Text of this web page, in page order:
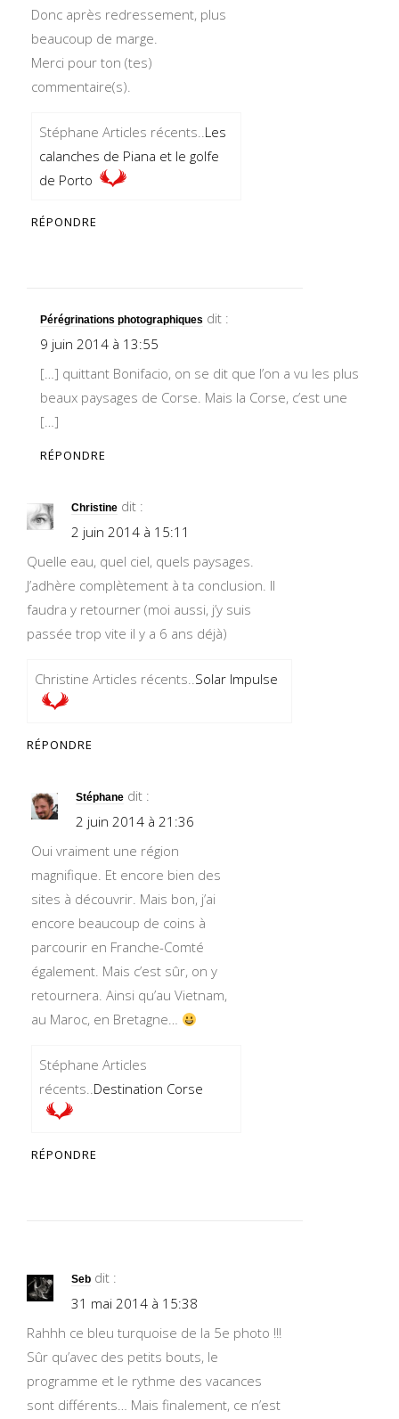
Donc après redressement, plus
beaucoup de marge.
Merci pour ton (tes)
commentaire(s).
Stéphane Articles récents..Les
calanches de Piana et le golfe
de Porto
RÉPONDRE
Pérégrinations photographiques dit :
9 juin 2014 à 13:55
[…] quittant Bonifacio, on se dit que l’on a vu les plus
beaux paysages de Corse. Mais la Corse, c’est une
[…]
RÉPONDRE
Christine dit :
2 juin 2014 à 15:11
Quelle eau, quel ciel, quels paysages.
J’adhère complètement à ta conclusion. Il
faudra y retourner (moi aussi, j’y suis
passée trop vite il y a 6 ans déjà)
Christine Articles récents..Solar Impulse
RÉPONDRE
Stéphane dit :
2 juin 2014 à 21:36
Oui vraiment une région
magnifique. Et encore bien des
sites à découvrir. Mais bon, j’ai
encore beaucoup de coins à
parcourir en Franche-Comté
également. Mais c’est sûr, on y
retournera. Ainsi qu’au Vietnam,
au Maroc, en Bretagne…
Stéphane Articles
récents..Destination Corse
RÉPONDRE
Seb dit :
31 mai 2014 à 15:38
Rahhh ce bleu turquoise de la 5e photo !!!
Sûr qu’avec des petits bouts, le
programme et le rythme des vacances
sont différents… Mais finalement, ce n’est